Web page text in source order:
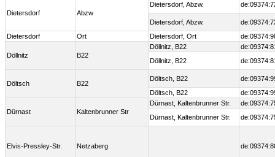
Dietersdorf Abzw
Dietersdorf, Abzw.
Dietersdorf, Abzw.
Dietersdorf
Ort Dietersdorf, Ort
Döllnitz B22
Döllnitz, B22
Döllnitz, B22
Döltsch B22
Döltsch, B22
Döltsch, B22
Dürnast Kaltenbrunner Str
Dürnast, Kaltenbrunner Str.
Dürnast, Kaltenbrunner Str.
Elvis-Pressley-Str. Netzaberg